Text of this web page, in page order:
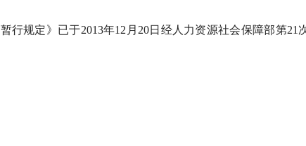
暂行规定》已于2013年12月20日经人力资源社会保障部第